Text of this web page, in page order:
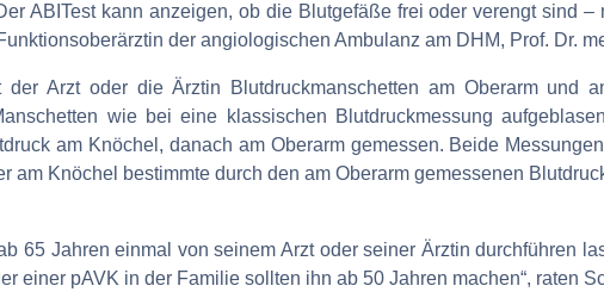
ABITest kann anzeigen, ob die Blutgefäße frei oder verengt sind
der angiologischen Ambulanz am DHM, Prof. Dr.
der Arzt oder die Ärztin Blutdruckmanschetten am Oberarm und
wie bei eine klassischen Blutdruckmessung
am Knöchel, danach am Oberarm gemessen. Beide
am Knöchel bestimmte durch den am Oberarm gemessenen
65 Jahren einmal von seinem Arzt oder seiner Ärztin durchführen
einer pAVK in der Familie sollten ihn ab 50 Jahren machen“, raten